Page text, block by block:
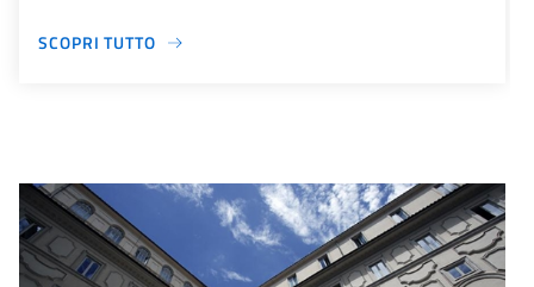
SCOPRI TUTTO